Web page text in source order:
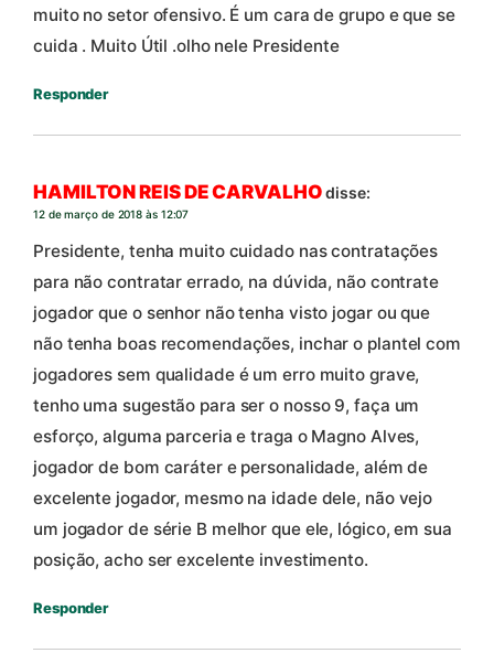
muito no setor ofensivo. É um cara de grupo e que se
cuida . Muito Útil .olho nele Presidente
Responder
HAMILTON REIS DE CARVALHO disse:
12 de março de 2018 às 12:07
Presidente, tenha muito cuidado nas contratações
para não contratar errado, na dúvida, não contrate
jogador que o senhor não tenha visto jogar ou que
não tenha boas recomendações, inchar o plantel com
jogadores sem qualidade é um erro muito grave,
tenho uma sugestão para ser o nosso 9, faça um
esforço, alguma parceria e traga o Magno Alves,
jogador de bom caráter e personalidade, além de
excelente jogador, mesmo na idade dele, não vejo
um jogador de série B melhor que ele, lógico, em sua
posição, acho ser excelente investimento.
Responder